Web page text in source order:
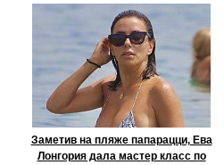
Заметив на пляже папарацци, Ева
Лонгория дала мастер класс по